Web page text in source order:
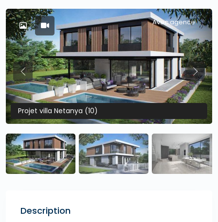
Avec agence
Projet villa Netanya (10)
Previous
Description